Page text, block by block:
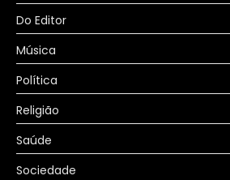
Do Editor
Música
Política
Religião
Saúde
Sociedade